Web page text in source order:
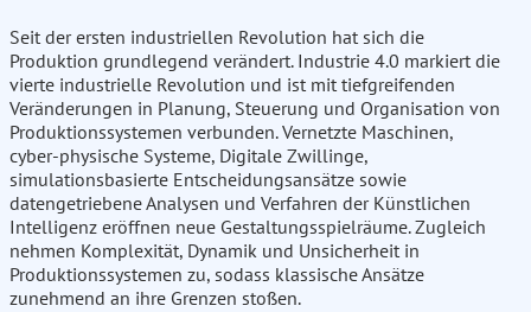
Seit der ersten industriellen Revolution hat sich die
Produktion grundlegend verändert. Industrie 4.0 markiert die
vierte industrielle Revolution und ist mit tiefgreifenden
Veränderungen in Planung, Steuerung und Organisation von
Produktionssystemen verbunden. Vernetzte Maschinen,
cyber-physische Systeme, Digitale Zwillinge,
simulationsbasierte Entscheidungsansätze sowie
datengetriebene Analysen und Verfahren der Künstlichen
Intelligenz eröffnen neue Gestaltungsspielräume. Zugleich
nehmen Komplexität, Dynamik und Unsicherheit in
Produktionssystemen zu, sodass klassische Ansätze
zunehmend an ihre Grenzen stoßen.